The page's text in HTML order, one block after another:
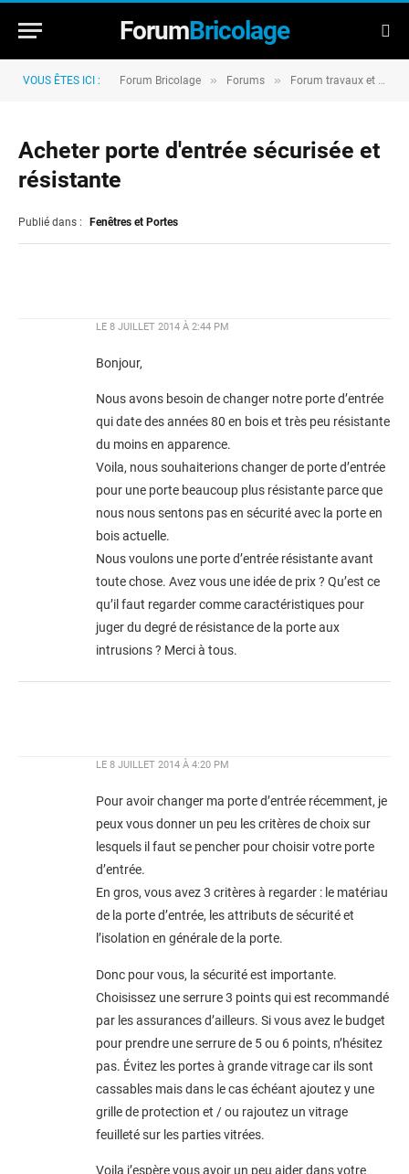
ForumBricolage
VOUS ÊTES ICI : Forum Bricolage » Forums » Forum travaux et rénovation
Acheter porte d'entrée sécurisée et
résistante
Publié dans : Fenêtres et Portes
LE 8 JUILLET 2014 À 2:44 PM
Bonjour,
Nous avons besoin de changer notre porte d’entrée
qui date des années 80 en bois et très peu résistante
du moins en apparence.
Voila, nous souhaiterions changer de porte d’entrée
pour une porte beaucoup plus résistante parce que
nous nous sentons pas en sécurité avec la porte en
bois actuelle.
Nous voulons une porte d’entrée résistante avant
toute chose. Avez vous une idée de prix ? Qu’est ce
qu’il faut regarder comme caractéristiques pour
juger du degré de résistance de la porte aux
intrusions ? Merci à tous.
LE 8 JUILLET 2014 À 4:20 PM
Pour avoir changer ma porte d’entrée récemment, je
peux vous donner un peu les critères de choix sur
lesquels il faut se pencher pour choisir votre porte
d’entrée.
En gros, vous avez 3 critères à regarder : le matériau
de la porte d’entrée, les attributs de sécurité et
l’isolation en générale de la porte.
Donc pour vous, la sécurité est importante.
Choisissez une serrure 3 points qui est recommandé
par les assurances d’ailleurs. Si vous avez le budget
pour prendre une serrure de 5 ou 6 points, n’hésitez
pas. Évitez les portes à grande vitrage car ils sont
cassables mais dans le cas échéant ajoutez y une
grille de protection et / ou rajoutez un vitrage
feuilleté sur les parties vitrées.